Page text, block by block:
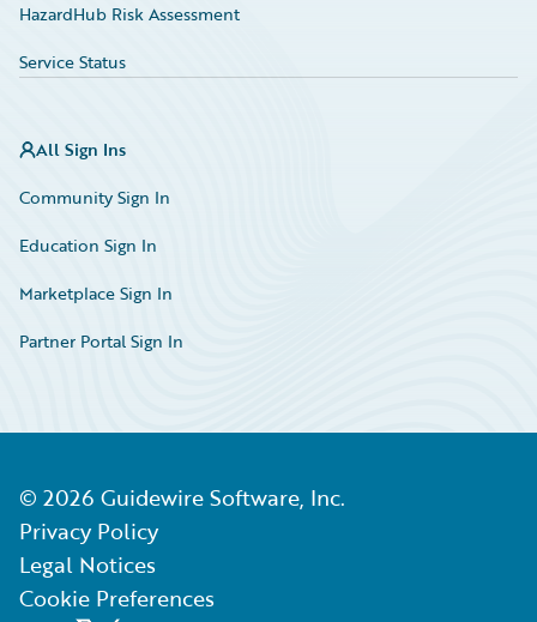
HazardHub Risk Assessment
Service Status
All Sign Ins
Community Sign In
Education Sign In
Marketplace Sign In
Partner Portal Sign In
© 2026 Guidewire Software, Inc.
Privacy Policy
Legal Notices
Cookie Preferences